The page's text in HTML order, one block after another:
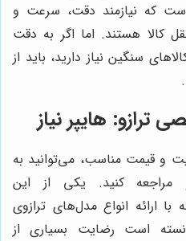
که نیازمند دقت، سرعت و
کالا هستند. اما اگر به دقت
سنگین نیاز دارید، باید از
ترازو: هایپر نیاز
و قیمت مناسب، می‌توانید به
مراجعه کنید. یکی از این
ارائه انواع مدل‌های ترازوی
است رضایت بسیاری از